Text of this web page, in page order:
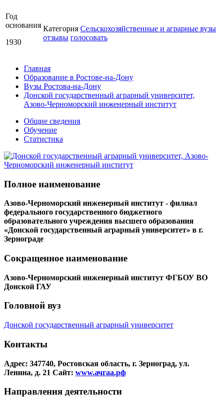
Год
основания
1930
Категория Сельскохозяйственные и аграрные вузы
отзывы голосовать
Главная
Образование в Ростове-на-Дону
Вузы Ростова-на-Дону
Донской государственный аграрный университет,
Азово-Черноморский инженерный институт
Общие сведения
Обучение
Статистика
Полное наименование
Азово-Черноморский инженерный институт - филиал
федерального государственного бюджетного
образовательного учреждения высшего образования
«Донской государственный аграрный университет» в г.
Зернограде
Сокращенное наименование
Азово-Черноморский инженерный институт ФГБОУ ВО
Донской ГАУ
Головной вуз
Донской государственный аграрный университет
Контакты
Адрес: 347740, Ростовская область, г. Зерноград, ул.
Ленина, д. 21 Сайт: www.ачгаа.рф
Направления деятельности